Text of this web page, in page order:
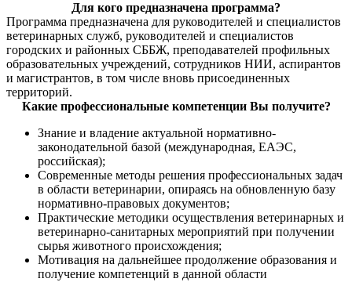
Для кого предназначена программа?
Программа предназначена для руководителей и специалистов
ветеринарных служб, руководителей и специалистов
городских и районных СББЖ, преподавателей профильных
образовательных учреждений, сотрудников НИИ, аспирантов
и магистрантов, в том числе вновь присоединенных
территорий.
Какие профессиональные компетенции Вы получите?
Знание и владение актуальной нормативно-
законодательной базой (международная, ЕАЭС,
российская);
Современные методы решения профессиональных задач
в области ветеринарии, опираясь на обновленную базу
нормативно-правовых документов;
Практические методики осуществления ветеринарных и
ветеринарно-санитарных мероприятий при получении
сырья животного происхождения;
Мотивация на дальнейшее продолжение образования и
получение компетенций в данной области